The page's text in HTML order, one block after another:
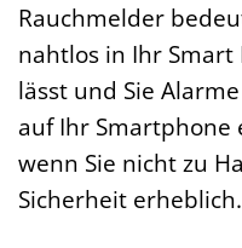
Rauchmelder
nahtlos in Ihr
lässt und Sie
auf Ihr Smartphone
wenn Sie nicht zu
Sicherheit erheblich.